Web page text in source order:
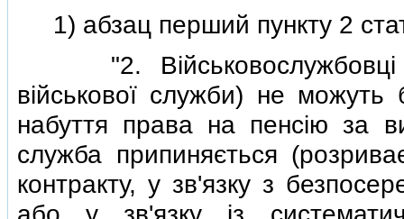
1) абзац перший пункту 2
"2. Вiйськовослужбовцi
вiйськової служби) не можуть
набуття права на пенсiю за
служба припиняється
контракту, у зв'язку з